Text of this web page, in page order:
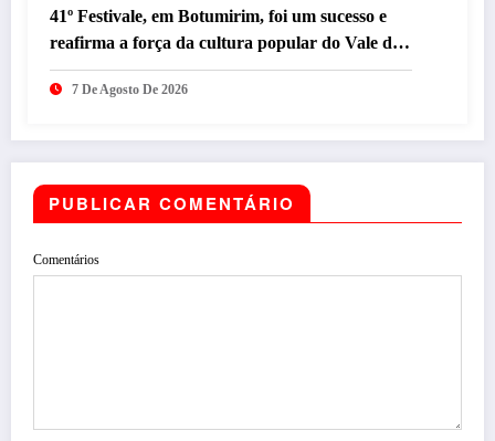
41º Festivale, em Botumirim, foi um sucesso e
reafirma a força da cultura popular do Vale do
Jequitinhonha
7 De Agosto De 2026
PUBLICAR COMENTÁRIO
Comentários